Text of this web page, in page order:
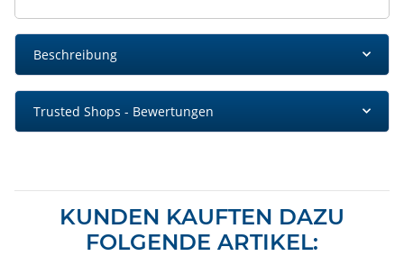
Beschreibung
Trusted Shops - Bewertungen
KUNDEN KAUFTEN DAZU
FOLGENDE ARTIKEL: